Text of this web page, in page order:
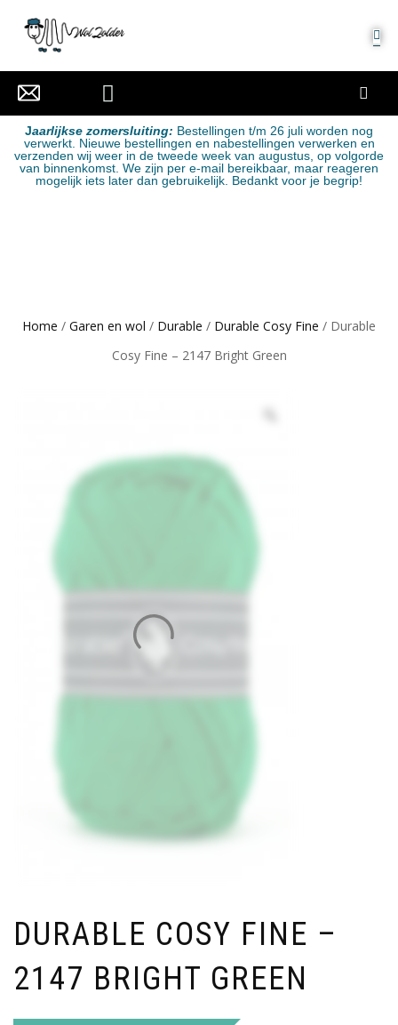
Jaarlijkse zomersluiting: Bestellingen t/m 26 juli worden nog
verwerkt. Nieuwe bestellingen en nabestellingen verwerken en
verzenden wij weer in de tweede week van augustus, op volgorde
van binnenkomst. We zijn per e-mail bereikbaar, maar reageren
mogelijk iets later dan gebruikelijk. Bedankt voor je begrip!
Home / Garen en wol / Durable / Durable Cosy Fine / Durable
Cosy Fine – 2147 Bright Green
DURABLE COSY FINE –
2147 BRIGHT GREEN